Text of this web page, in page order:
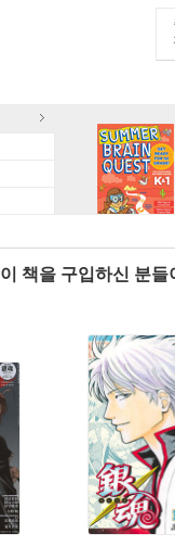
이 책을 구입하신 분